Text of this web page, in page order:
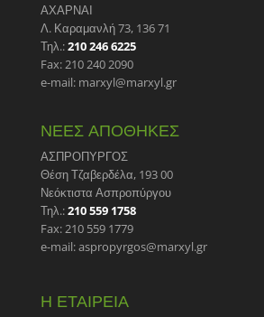
ΑΧΑΡΝΑΙ
Λ. Καραμανλή 73, 136 71
Τηλ.:210 246 6225
Fax: 210 240 2090
e-mail: marxyl@marxyl.gr
ΝΕΕΣ ΑΠΟΘΗΚΕΣ
ΑΣΠΡΟΠΥΡΓΟΣ
Θέση Τζαβερδέλα, 193 00
Νεόκτιστα Ασπροπύργου
Τηλ.:210 559 1758
Fax: 210 559 1779
e-mail: aspropyrgos@marxyl.gr
Η ΕΤΑΙΡΕΙΑ